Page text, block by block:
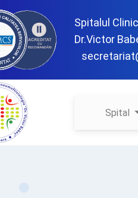
Spitalul
Dr.Victor
Spital